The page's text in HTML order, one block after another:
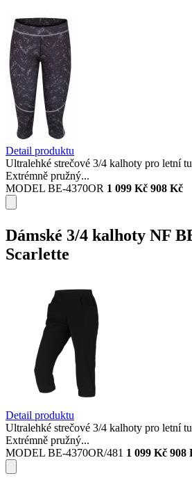
Detail produktu
Ultralehké strečové 3/4 kalhoty pro letní
Extrémně pružný...
MODEL BE-4370OR 1 099 Kč 908 Kč
Dámské 3/4 kalhoty NF
Scarlette
Detail produktu
Ultralehké strečové 3/4 kalhoty pro letní
Extrémně pružný...
MODEL BE-4370OR/481 1 099 Kč 908